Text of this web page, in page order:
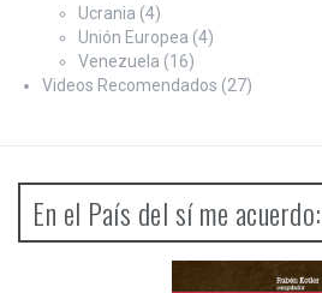
Ucrania (4)
Unión Europea (4)
Venezuela (16)
Videos Recomendados (27)
En el País del sí me